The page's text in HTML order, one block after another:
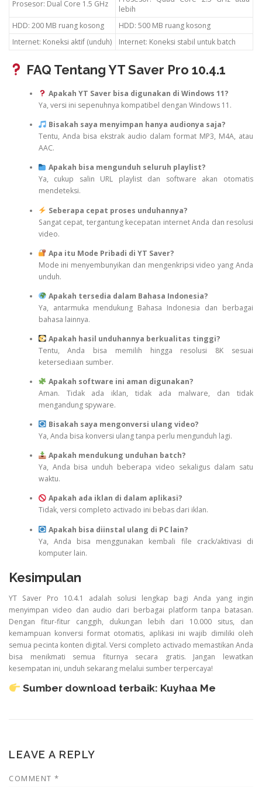
Prosesor: Dual Core 1.5 GHz
lebih
HDD: 200 MB ruang kosong
HDD: 500 MB ruang kosong
Internet: Koneksi aktif (unduh)
Internet: Koneksi stabil untuk batch
FAQ Tentang YT Saver Pro 10.4.1
Apakah YT Saver bisa digunakan di Windows 11?
Ya, versi ini sepenuhnya kompatibel dengan Windows 11.
Bisakah saya menyimpan hanya audionya saja?
Tentu, Anda bisa ekstrak audio dalam format MP3, M4A, atau
AAC.
Apakah bisa mengunduh seluruh playlist?
Ya, cukup salin URL playlist dan software akan otomatis
mendeteksi.
Seberapa cepat proses unduhannya?
Sangat cepat, tergantung kecepatan internet Anda dan resolusi
video.
Apa itu Mode Pribadi di YT Saver?
Mode ini menyembunyikan dan mengenkripsi video yang Anda
unduh.
Apakah tersedia dalam Bahasa Indonesia?
Ya, antarmuka mendukung Bahasa Indonesia dan berbagai
bahasa lainnya.
Apakah hasil unduhannya berkualitas tinggi?
Tentu, Anda bisa memilih hingga resolusi 8K sesuai
ketersediaan sumber.
Apakah software ini aman digunakan?
Aman. Tidak ada iklan, tidak ada malware, dan tidak
mengandung spyware.
Bisakah saya mengonversi ulang video?
Ya, Anda bisa konversi ulang tanpa perlu mengunduh lagi.
Apakah mendukung unduhan batch?
Ya, Anda bisa unduh beberapa video sekaligus dalam satu
waktu.
Apakah ada iklan di dalam aplikasi?
Tidak, versi completo activado ini bebas dari iklan.
Apakah bisa diinstal ulang di PC lain?
Ya, Anda bisa menggunakan kembali file crack/aktivasi di
komputer lain.
Kesimpulan
YT Saver Pro 10.4.1 adalah solusi lengkap bagi Anda yang ingin
menyimpan video dan audio dari berbagai platform tanpa batasan.
Dengan fitur-fitur canggih, dukungan lebih dari 10.000 situs, dan
kemampuan konversi format otomatis, aplikasi ini wajib dimiliki oleh
semua pecinta konten digital. Versi completo activado memastikan Anda
bisa menikmati semua fiturnya secara gratis. Jangan lewatkan
kesempatan ini, unduh sekarang melalui sumber terpercaya!
Sumber download terbaik: Kuyhaa Me
LEAVE A REPLY
COMMENT *